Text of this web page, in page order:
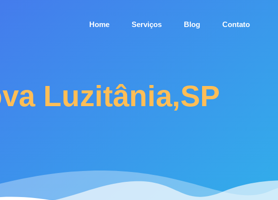
Home Serviços Blog Contato
Luzitânia,SP